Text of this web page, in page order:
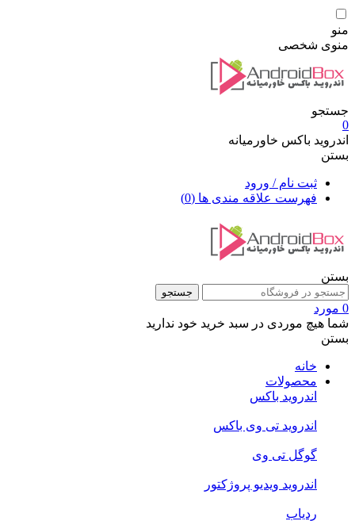
منو
منوی شخصی
جستجو
0
اندروید باکس خاورمیانه
بستن
ثبت نام / ورود
فهرست علاقه مندی ها (0)
بستن
جستجو
0 مورد
شما هیچ موردی در سبد خرید خود ندارید
بستن
خانه
محصولات
اندروید باکس
اندروید تی‌ وی باکس
گوگل تی وی
اندروید ویدیو پروژکتور
ردیاب